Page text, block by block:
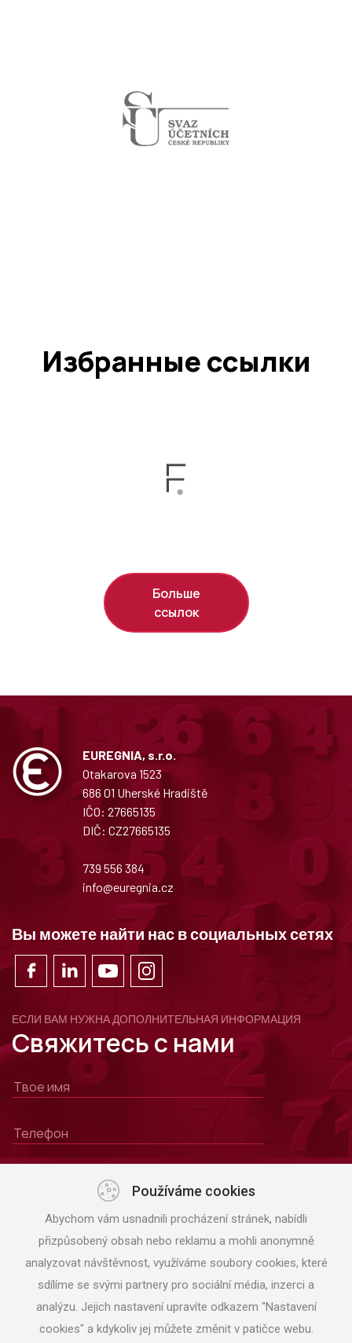
Избранные ссылки
Больше
ссылок
EUREGNIA, s.r.o.
Otakarova 1523
686 01 Uherské Hradiště
IČO: 27665135
DIČ: CZ27665135
739 556 384
info@euregnia.cz
Вы можете найти нас в социальных сетях
ЕСЛИ ВАМ НУЖНА ДОПОЛНИТЕЛЬНАЯ ИНФОРМАЦИЯ
Свяжитесь с нами
ОТПРАВИТЬ
Používáme cookies
Abychom vám usnadnili procházení stránek, nabídli
přizpůsobený obsah nebo reklamu a mohli anonymně
analyzovat návštěvnost, využíváme soubory cookies, které
sdílíme se svými partnery pro sociální média, inzerci a
analýzu. Jejich nastavení upravíte odkazem "Nastavení
cookies" a kdykoliv jej můžete změnit v patičce webu.